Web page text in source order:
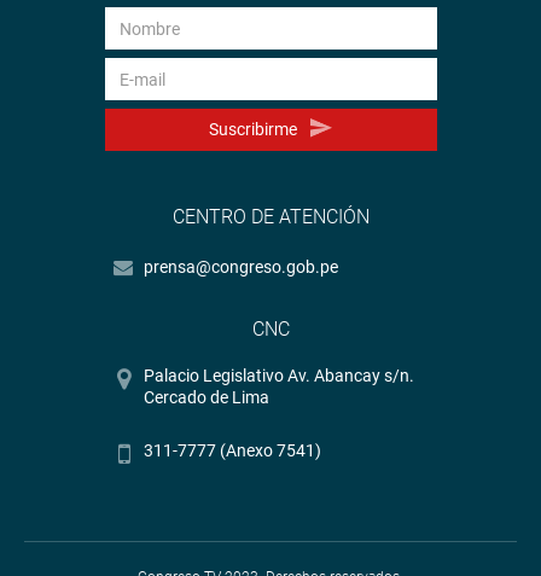
Suscribirme
CENTRO DE ATENCIÓN
prensa@congreso.gob.pe
CNC
Palacio Legislativo Av. Abancay s/n.
Cercado de Lima
311-7777 (Anexo 7541)